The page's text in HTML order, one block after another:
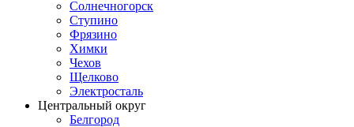
Солнечногорск
Ступино
Фрязино
Химки
Чехов
Щелково
Электросталь
Центральный округ
Белгород